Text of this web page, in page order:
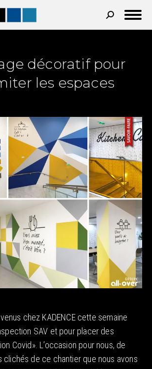
Recherche
:
décoratif pour
les espaces
chez KADENCE cette semaine
SAV et pour placer des
Covid». L’occasion pour nous, de
clichés de ce chantier que nous avons